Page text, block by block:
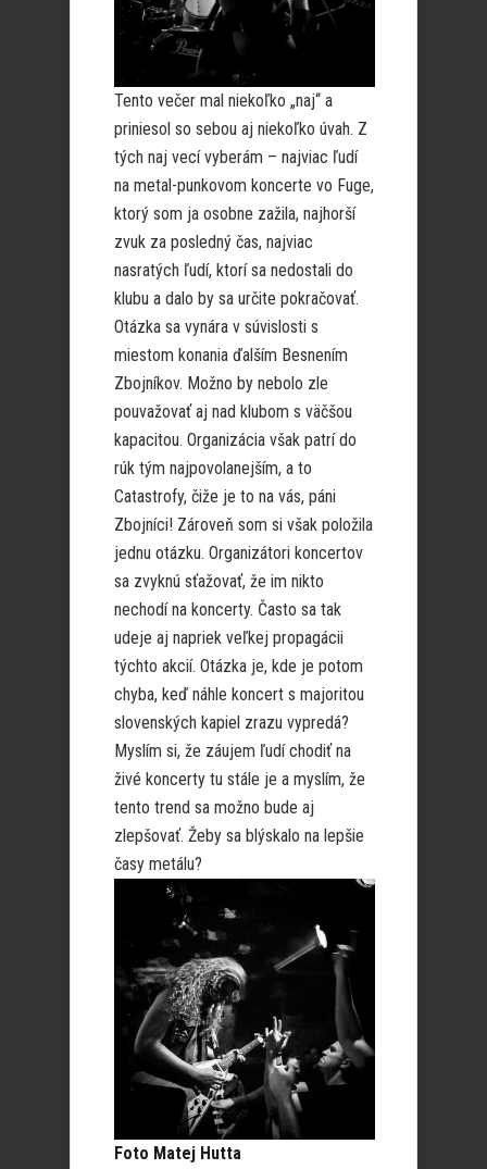
Tento večer mal niekoľko „naj“ a
priniesol so sebou aj niekoľko úvah. Z
tých naj vecí vyberám – najviac ľudí
na metal-punkovom koncerte vo Fuge,
ktorý som ja osobne zažila, najhorší
zvuk za posledný čas, najviac
nasratých ľudí, ktorí sa nedostali do
klubu a dalo by sa určite pokračovať.
Otázka sa vynára v súvislosti s
miestom konania ďalším Besnením
Zbojníkov. Možno by nebolo zle
pouvažovať aj nad klubom s väčšou
kapacitou. Organizácia však patrí do
rúk tým najpovolanejším, a to
Catastrofy, čiže je to na vás, páni
Zbojníci! Zároveň som si však položila
jednu otázku. Organizátori koncertov
sa zvyknú sťažovať, že im nikto
nechodí na koncerty. Často sa tak
udeje aj napriek veľkej propagácii
týchto akcií. Otázka je, kde je potom
chyba, keď náhle koncert s majoritou
slovenských kapiel zrazu vypredá?
Myslím si, že záujem ľudí chodiť na
živé koncerty tu stále je a myslím, že
tento trend sa možno bude aj
zlepšovať. Žeby sa blýskalo na lepšie
časy metálu?
Foto Matej Hutta